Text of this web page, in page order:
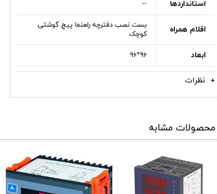
استانداردها --
اقلام همراه
بست نصب دفترچه راهنما پیچ گوشتی
کوچک
ابعاد ۹۶*۹۶
نظرات
محصولات مشابه